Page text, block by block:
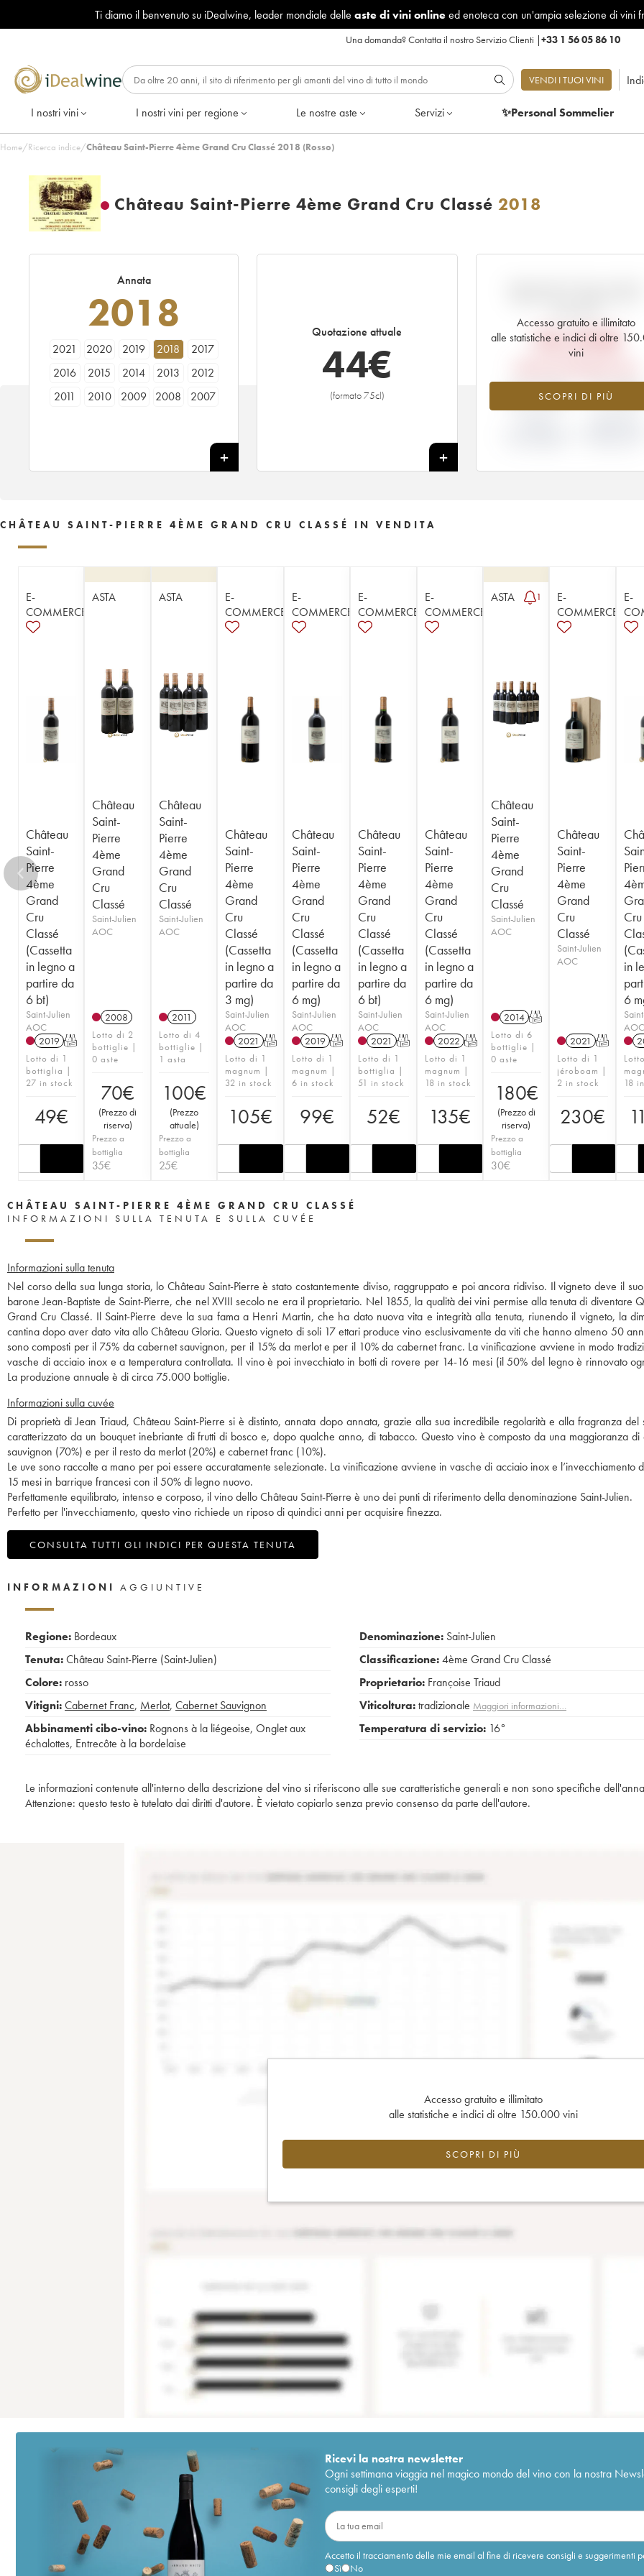
Ti diamo il benvenuto su iDealwine, leader mondiale delle aste di vini onlineed enoteca con un'ampia selezione di vini
Una domanda?Contatta il nostro Servizio Clienti |+33 1 56 05 86 10
VENDI I TUOI VINI
I nostri vini I nostri vini per regione Le nostre aste Servizi ✨Personal Sommelier
Home/Ricerca indice/Château Saint-Pierre 4ème Grand Cru Classé 2018 (Rosso)
Château Saint-Pierre 4ème Grand Cru Classé 2018
Annata
2018
2021 2020 2019 2018
2017
2016
2015 2014 2013
2012
2011
2010 2009 2008
2007
1997
1996
1995 1994 1993
1992
1983
1962 1961 1959
1954
1949
Quotazione attuale
44€
(formato 75cl)
+
Accesso gratuito e illimitato
alle statistiche e indici di oltre
vini
SCOPRI DI PIÙ
58,80€
-25.48%
CHÂTEAU SAINT-PIERRE 4ÈME GRAND CRU CLASSÉ IN VENDITA
E-
COMMERCE
Château
Saint-
Pierre
4ème
Grand
Cru
Classé
(Cassetta
in legno a
partire da
6 bt)
Saint-Julien
AOC
2019 T
Lotto di 1
bottiglia |
27 in stock
49€
ASTA
Château
Saint-
Pierre
4ème
Grand
Cru
Classé
Saint-Julien
AOC
2008
Lotto di 2
bottiglie |
0 aste
70€
(Prezzo di
riserva)
Prezzo a
bottiglia
35€
ASTA
Château
Saint-
Pierre
4ème
Grand
Cru
Classé
Saint-Julien
AOC
2011
Lotto di 4
bottiglie |
1 asta
100€
(Prezzo
attuale)
Prezzo a
bottiglia
25€
E-
COMMERCE
Château
Saint-
Pierre
4ème
Grand
Cru
Classé
(Cassetta
in legno a
partire da
3 mg)
Saint-Julien
AOC
2021 T
Lotto di 1
magnum |
32 in stock
105€
E-
COMMERCE
Château
Saint-
Pierre
4ème
Grand
Cru
Classé
(Cassetta
in legno a
partire da
6 mg)
Saint-Julien
AOC
2019 T
Lotto di 1
magnum |
6 in stock
99€
E-
COMMERCE
Château
Saint-
Pierre
4ème
Grand
Cru
Classé
(Cassetta
in legno a
partire da
6 bt)
Saint-Julien
AOC
2021 T
Lotto di 1
bottiglia |
51 in stock
52€
E-
COMMERCE
Château
Saint-
Pierre
4ème
Grand
Cru
Classé
(Cassetta
in legno a
partire da
6 mg)
Saint-Julien
AOC
2022 T
Lotto di 1
magnum |
18 in stock
135€
ASTA 1
Château
Saint-
Pierre
4ème
Grand
Cru
Classé
Saint-Julien
AOC
2014 T
Lotto di 6
bottiglie |
0 aste
180€
(Prezzo di
riserva)
Prezzo a
bottiglia
30€
E-
COMMERCE
Château
Saint-
Pierre
4ème
Grand
Cru
Classé
Saint-Julien
AOC
2021 T
Lotto di 1
jéroboam |
2 in stock
230€
E-
Cru
in
6
AOC
18
CHÂTEAU SAINT-PIERRE 4ÈME GRAND CRU CLASSÉ
INFORMAZIONI SULLA TENUTA E SULLA CUVÉE
Informazioni sulla tenuta
Nel corso della sua lunga storia, lo Château Saint-Pierre è stato costantemente diviso, raggruppato e poi ancora ridiviso. Il vigneto deve il
barone Jean-Baptiste de Saint-Pierre, che nel XVIII secolo ne era il proprietario. Nel 1855, la qualità dei vini permise alla tenuta di diventare
Grand Cru Classé. Il Saint-Pierre deve la sua fama a Henri Martin, che ha dato nuova vita e integrità alla tenuta, riunendo il vigneto, la
cantina dopo aver dato vita allo Château Gloria. Questo vigneto di soli 17 ettari produce vino esclusivamente da viti che hanno almeno 50
sono composti per il 75% da cabernet sauvignon, per il 15% da merlot e per il 10% da cabernet franc. La vinificazione avviene in modo
vasche di acciaio inox e a temperatura controllata. Il vino è poi invecchiato in botti di rovere per 14-16 mesi (il 50% del legno è rinnovato
La produzione annuale è di circa 75.000 bottiglie.
Informazioni sulla cuvée
Di proprietà di Jean Triaud, Château Saint-Pierre si è distinto, annata dopo annata, grazie alla sua incredibile regolarità e alla fragranza del
caratterizzato da un bouquet inebriante di frutti di bosco e, dopo qualche anno, di tabacco. Questo vino è composto da una maggioranza di
sauvignon (70%) e per il resto da merlot (20%) e cabernet franc (10%).
Le uve sono raccolte a mano per poi essere accuratamente selezionate. La vinificazione avviene in vasche di acciaio inox e l’invecchiamento
15 mesi in barrique francesi con il 50% di legno nuovo.
Perfettamente equilibrato, intenso e corposo, il vino dello Château Saint-Pierre è uno dei punti di riferimento della denominazione Saint-Julien.
Perfetto per l'invecchiamento, questo vino richiede un riposo di quindici anni per acquisire finezza.
CONSULTA TUTTI GLI INDICI PER QUESTA TENUTA
INFORMAZIONI AGGIUNTIVE
Regione: Bordeaux
Tenuta:Château Saint-Pierre (Saint-Julien)
Colore: rosso
Vitigni:Cabernet Franc, Merlot, Cabernet Sauvignon
Abbinamenti cibo-vino: Rognons à la liégeoise, Onglet aux
échalottes, Entrecôte à la bordelaise
Denominazione: Saint-Julien
Classificazione:4ème Grand Cru Classé
Proprietario: Françoise Triaud
Viticoltura:tradizionale Maggiori informazioni…
Temperatura di servizio: 16°
Le informazioni contenute all'interno della descrizione del vino si riferiscono alle sue caratteristiche generali e non sono specifiche
Attenzione: questo testo è tutelato dai diritti d'autore. È vietato copiarlo senza previo consenso da parte dell'autore.
Accesso gratuito e illimitato
alle statistiche e indici di oltre 150.000 vini
SCOPRI DI PIÙ
Ricevi la nostra newsletter
Ogni settimana viaggia nel magico mondo del vino con la nostra
consigli degli esperti!
Accetto il tracciamento delle mie email al fine di ricevere consigli e suggerimenti
Sì
No